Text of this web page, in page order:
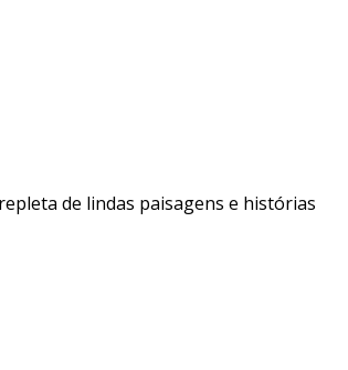
de lindas paisagens e histórias